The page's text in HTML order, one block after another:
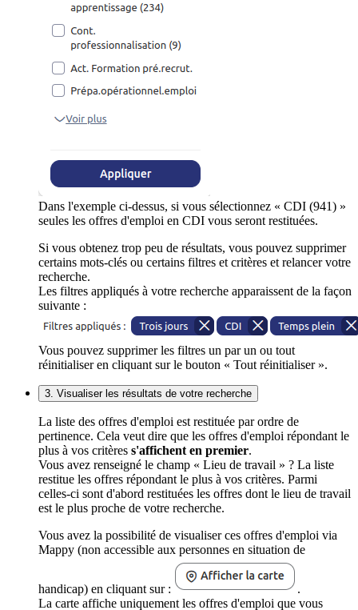
Dans l'exemple ci-dessus, si vous sélectionnez « CDI (941) »
seules les offres d'emploi en CDI vous seront restituées.
Si vous obtenez trop peu de résultats, vous pouvez supprimer
certains mots-clés ou certains filtres et critères et relancer votre
recherche.
Les filtres appliqués à votre recherche apparaissent de la façon
suivante :
Vous pouvez supprimer les filtres un par un ou tout
réinitialiser en cliquant sur le bouton « Tout réinitialiser ».
3. Visualiser les résultats de votre recherche
La liste des offres d'emploi est restituée par ordre de
pertinence. Cela veut dire que les offres d'emploi répondant le
plus à vos critères s'affichent en premier.
Vous avez renseigné le champ « Lieu de travail » ? La liste
restitue les offres répondant le plus à vos critères. Parmi
celles-ci sont d'abord restituées les offres dont le lieu de travail
est le plus proche de votre recherche.
Vous avez la possibilité de visualiser ces offres d'emploi via
Mappy (non accessible aux personnes en situation de
handicap) en cliquant sur :
.
La carte affiche uniquement les offres d'emploi que vous